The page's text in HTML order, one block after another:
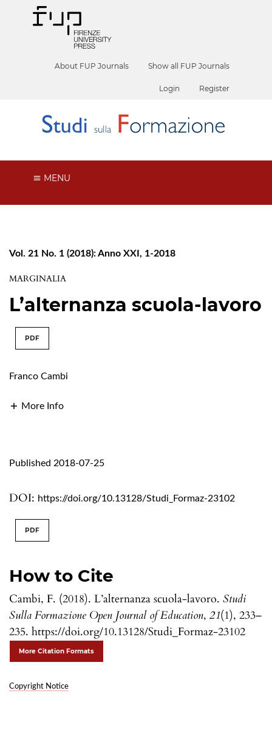
About FUP Journals Show all FUP Journals
Login Register
MENU
Vol. 21 No. 1 (2018): Anno XXI, 1-2018
MARGINALIA
L’alternanza scuola-lavoro
PDF
Franco Cambi
More Info
DOI: https://doi.org/10.13128/Studi_Formaz-23102
Published 2018-07-25
How to Cite
Cambi, F. (2018). L’alternanza scuola-lavoro. Studi
Sulla Formazione Open Journal of Education, 21(1), 233–
235. https://doi.org/10.13128/Studi_Formaz-23102
More Citation Formats
Copyright Notice
PDF